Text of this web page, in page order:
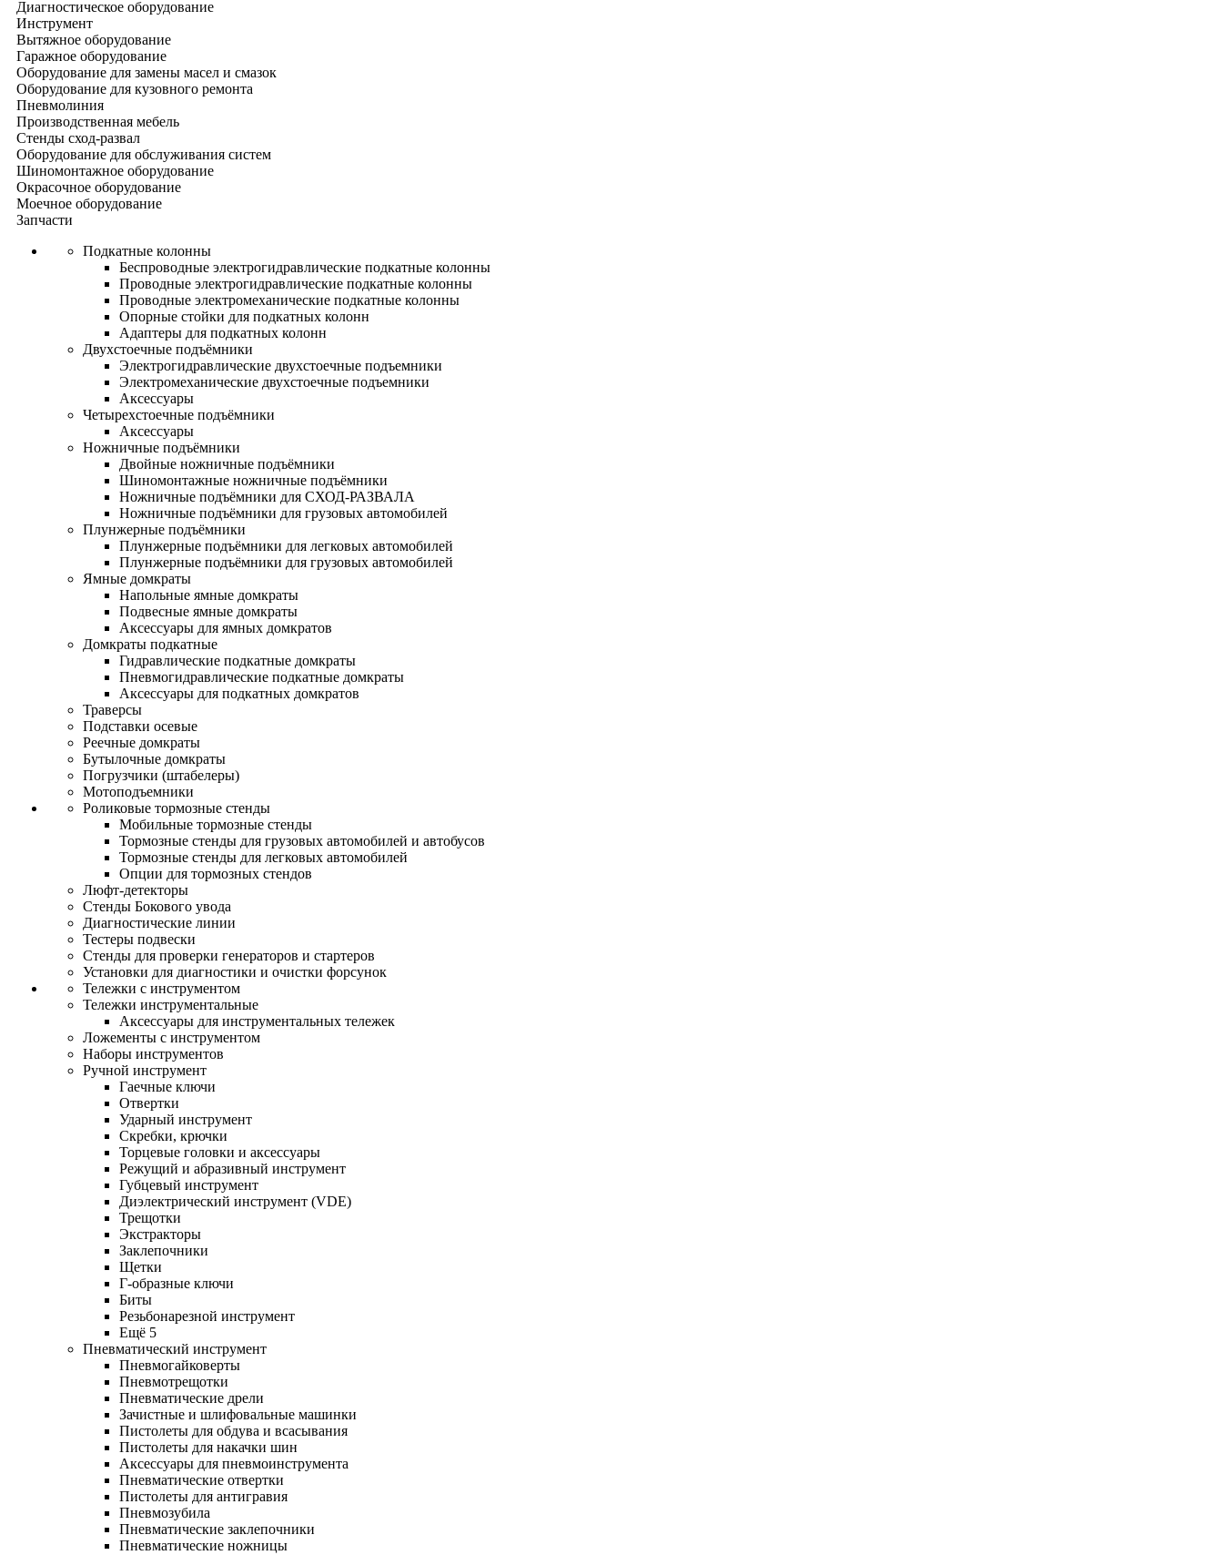
Диагностическое оборудование
Инструмент
Вытяжное оборудование
Гаражное оборудование
Оборудование для замены масел и смазок
Оборудование для кузовного ремонта
Пневмолиния
Производственная мебель
Стенды сход-развал
Оборудование для обслуживания систем
Шиномонтажное оборудование
Окрасочное оборудование
Моечное оборудование
Запчасти
Подкатные колонны
Беспроводные электрогидравлические подкатные колонны
Проводные электрогидравлические подкатные колонны
Проводные электромеханические подкатные колонны
Опорные стойки для подкатных колонн
Адаптеры для подкатных колонн
Двухстоечные подъёмники
Электрогидравлические двухстоечные подъемники
Электромеханические двухстоечные подъемники
Аксессуары
Четырехстоечные подъёмники
Аксессуары
Ножничные подъёмники
Двойные ножничные подъёмники
Шиномонтажные ножничные подъёмники
Ножничные подъёмники для СХОД-РАЗВАЛА
Ножничные подъёмники для грузовых автомобилей
Плунжерные подъёмники
Плунжерные подъёмники для легковых автомобилей
Плунжерные подъёмники для грузовых автомобилей
Ямные домкраты
Напольные ямные домкраты
Подвесные ямные домкраты
Аксессуары для ямных домкратов
Домкраты подкатные
Гидравлические подкатные домкраты
Пневмогидравлические подкатные домкраты
Аксессуары для подкатных домкратов
Траверсы
Подставки осевые
Реечные домкраты
Бутылочные домкраты
Погрузчики (штабелеры)
Мотоподъемники
Роликовые тормозные стенды
Мобильные тормозные стенды
Тормозные стенды для грузовых автомобилей и автобусов
Тормозные стенды для легковых автомобилей
Опции для тормозных стендов
Люфт-детекторы
Стенды Бокового увода
Диагностические линии
Тестеры подвески
Стенды для проверки генераторов и стартеров
Установки для диагностики и очистки форсунок
Тележки с инструментом
Тележки инструментальные
Аксессуары для инструментальных тележек
Ложементы с инструментом
Наборы инструментов
Ручной инструмент
Гаечные ключи
Отвертки
Ударный инструмент
Скребки, крючки
Торцевые головки и аксессуары
Режущий и абразивный инструмент
Губцевый инструмент
Диэлектрический инструмент (VDE)
Трещотки
Экстракторы
Заклепочники
Щетки
Г-образные ключи
Биты
Резьбонарезной инструмент
Ещё 5
Пневматический инструмент
Пневмогайковерты
Пневмотрещотки
Пневматические дрели
Зачистные и шлифовальные машинки
Пистолеты для обдува и всасывания
Пистолеты для накачки шин
Аксессуары для пневмоинструмента
Пневматические отвертки
Пистолеты для антигравия
Пневмозубила
Пневматические заклепочники
Пневматические ножницы